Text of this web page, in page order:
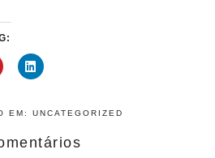
EM:UNCATEGORIZED